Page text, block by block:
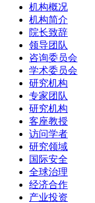
机构概况
机构简介
院长致辞
领导团队
咨询委员会
学术委员会
研究机构
专家团队
研究机构
客座教授
访问学者
研究领域
国际安全
全球治理
经济合作
产业投资